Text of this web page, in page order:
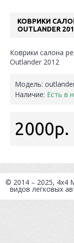
КОВРИКИ
OUTLANDER
Коврики салона
Outlander 2012
Модель:
Наличие: Есть в
2000р.
© 2014 – 2025, 4x4
видов легковых